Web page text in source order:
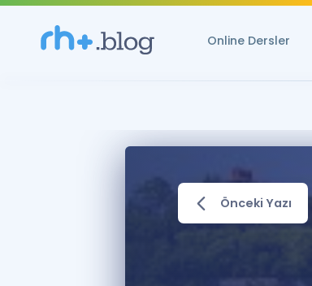
Online Dersler
Önceki Yazı